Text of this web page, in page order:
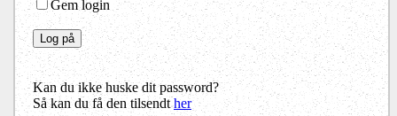
Gem login
Kan du ikke huske dit password?
Så kan du få den tilsendther